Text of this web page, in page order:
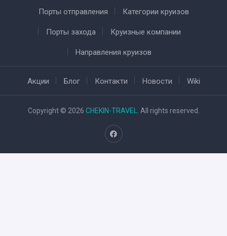
Порты отправления Категории круизов
Порты захода Круизные компании
Направления круизов
Акции Блог Контакти Новости Wiki
Copyright © 2026 CHEKIN-TRAVEL . All rights reserved.